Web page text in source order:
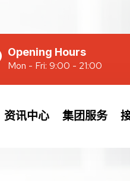
Opening Hours
Mon - Fri: 9:00 - 21:00
资讯中心 集团服务